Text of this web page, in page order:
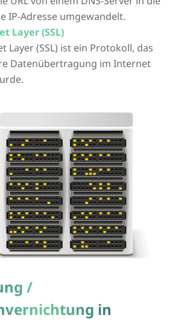
IP-Adresse umgewandelt.
Layer (SSL)
Layer (SSL) ist ein Protokoll, das
Datenübertragung im Internet
/
in